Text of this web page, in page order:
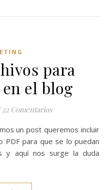
para
el blog
22 Comentarios
PDF para que se lo puedan
y aquí nos surge la duda